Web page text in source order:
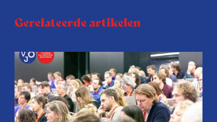
Gerelateerde artikelen